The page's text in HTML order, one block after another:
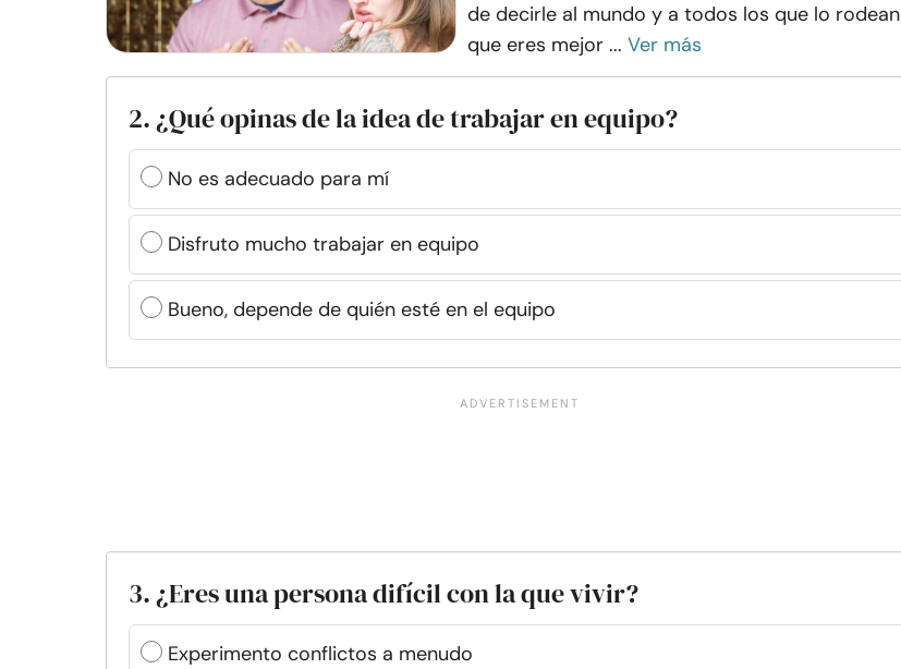
de decirle al mundo y a todos los que lo rodean
que eres mejor ... Ver más
2. ¿Qué opinas de la idea de trabajar en equipo?
No es adecuado para mí
Disfruto mucho trabajar en equipo
Bueno, depende de quién esté en el equipo
3. ¿Eres una persona difícil con la que vivir?
Experimento conflictos a menudo